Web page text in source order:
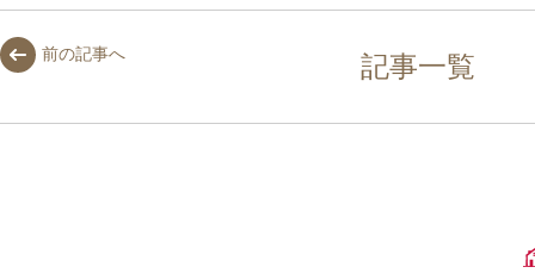
前の記事へ 記事一覧